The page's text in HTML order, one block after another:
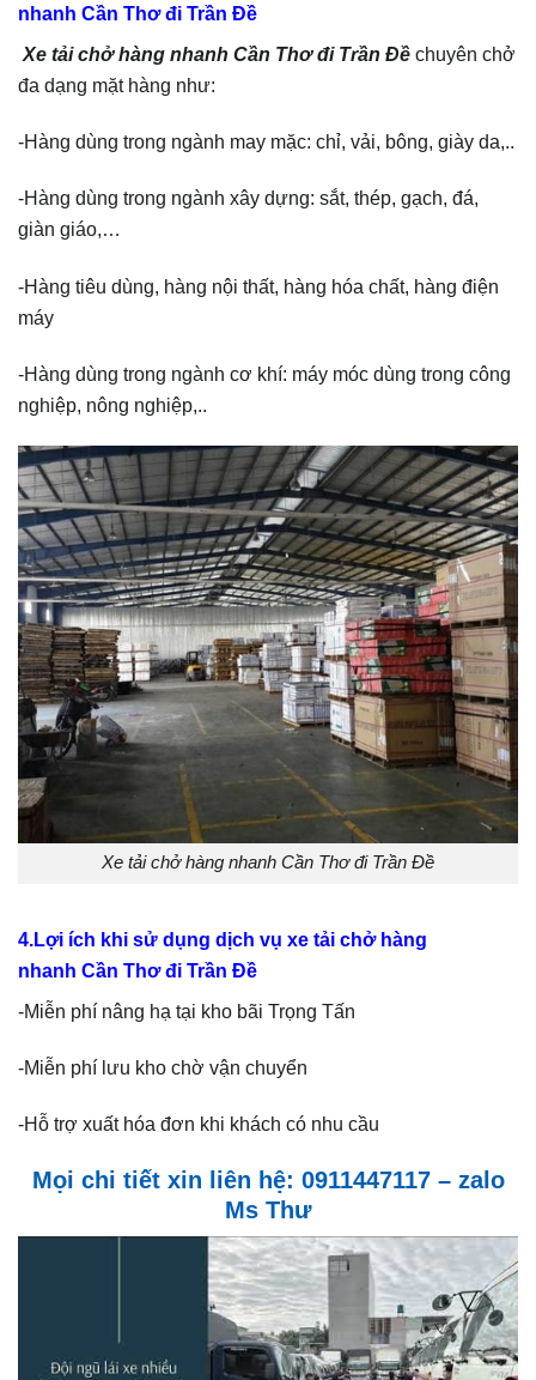
nhanh Cần Thơ đi Trần Đề
Xe tải chở hàng nhanh Cần Thơ đi Trần Đề chuyên chở
đa dạng mặt hàng như:
-Hàng dùng trong ngành may mặc: chỉ, vải, bông, giày da,..
-Hàng dùng trong ngành xây dựng: sắt, thép, gạch, đá,
giàn giáo,…
-Hàng tiêu dùng, hàng nội thất, hàng hóa chất, hàng điện
máy
-Hàng dùng trong ngành cơ khí: máy móc dùng trong công
nghiệp, nông nghiệp,..
Xe tải chở hàng nhanh Cần Thơ đi Trần Đề
4.Lợi ích khi sử dụng dịch vụ xe tải chở hàng
nhanh Cần Thơ đi Trần Đề
-Miễn phí nâng hạ tại kho bãi Trọng Tấn
-Miễn phí lưu kho chờ vận chuyển
-Hỗ trợ xuất hóa đơn khi khách có nhu cầu
Mọi chi tiết xin liên hệ: 0911447117 – zalo
Ms Thư